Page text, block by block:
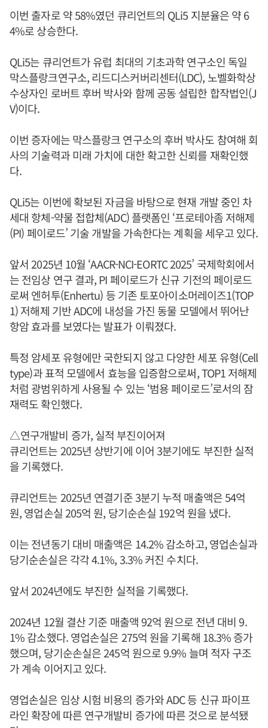
이번 출자로 약 58%였던 큐리언트의 QLi5 지분율은 약 6
4%로 상승한다.
QLi5는 큐리언트가 유럽 최대의 기초과학 연구소인 독일
막스플랑크연구소, 리드디스커버리센터(LDC), 노벨화학상
수상자인 로버트 후버 박사와 함께 공동 설립한 합작법인(J
V)이다.
이번 증자에는 막스플랑크 연구소의 후버 박사도 참여해 회
사의 기술력과 미래 가치에 대한 확고한 신뢰를 재확인했
다.
QLi5는 이번에 확보된 자금을 바탕으로 현재 개발 중인 차
세대 항체-약물 접합체(ADC) 플랫폼인 ‘프로테아좀 저해제
(PI) 페이로드’ 기술 개발을 가속한다는 계획을 세우고 있다.
앞서 2025년 10월 ‘AACR-NCI-EORTC 2025’ 국제학회에서
는 전임상 연구 결과, PI 페이로드가 신규 기전의 페이로드
로써 엔허투(Enhertu) 등 기존 토포아이소머레이즈1(TOP
1) 저해제 기반 ADC에 내성을 가진 동물 모델에서 뛰어난
항암 효과를 보였다는 발표가 이뤄졌다.
특정 암세포 유형에만 국한되지 않고 다양한 세포 유형(Cell
type)과 표적 모델에서 효능을 입증함으로써, TOP1 저해제
처럼 광범위하게 사용될 수 있는 ‘범용 페이로드’로서의 잠
재력도 확인했다.
​​​△연구개발비 증가, 실적 부진이어져
큐리언트는 2025년 상반기에 이어 3분기에도 부진한 실적
을 기록했다.
큐리언트는 2025년 연결기준 3분기 누적 매출액은 54억
원, 영업손실 205억 원, 당기순손실 192억 원을 냈다.
이는 전년동기 대비 매출액은 14.2% 감소하고, 영업손실과
당기순손실은 각각 4.1%, 3.3% 커진 수치다.
앞서 2024년에도 부진한 실적을 기록했다.
2024년 12월 결산 기준 매출액 92억 원으로 전년 대비 9.
1% 감소했다. 영업손실은 275억 원을 기록해 18.3% 증가
했으며, 당기순손실은 245억 원으로 9.9% 늘며 적자 구조
가 계속 이어지고 있다.
영업손실은 임상 시험 비용의 증가와 ADC 등 신규 파이프
라인 확장에 따른 연구개발비 증가에 따른 것으로 분석됐